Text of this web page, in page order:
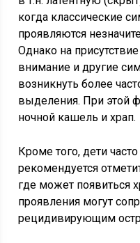
когда классические
проявляются
Однако на
внимание и другие
возникнуть более
выделения. При этой
ночной кашель и храп.
Кроме того, дети
рекомендуется
где может появиться
проявления могут
рецидивирующим